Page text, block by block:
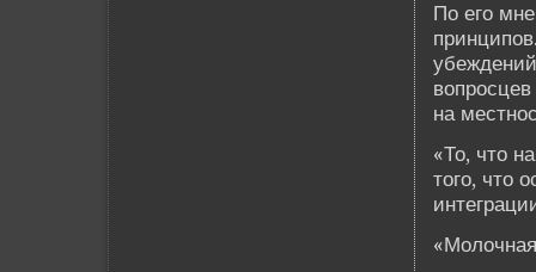
По его
на
«То, что
того, что